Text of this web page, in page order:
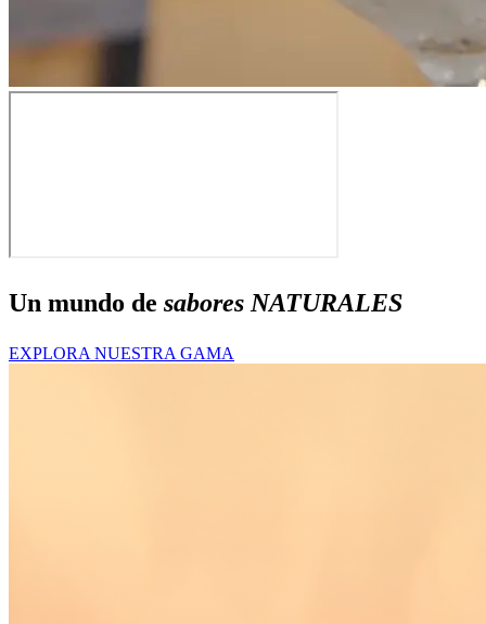
Un mundo de sabores NATURALES
EXPLORA NUESTRA GAMA